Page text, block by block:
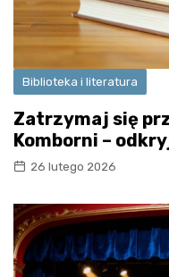
Biblioteka i literatura
Zatrzymaj się
Komborni –
26 lutego 2026